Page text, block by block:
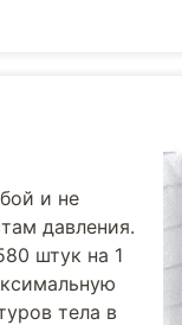
и не
давления.
штук на 1
тела в